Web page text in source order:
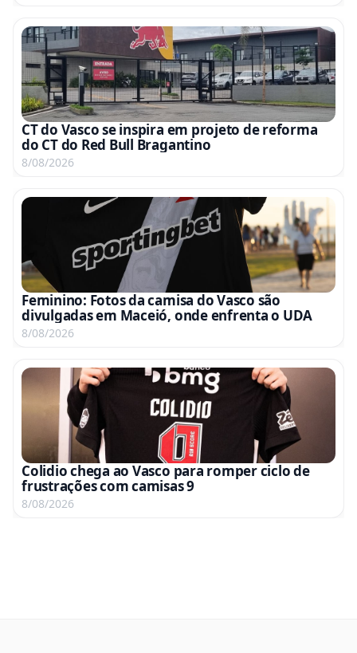
CT do Vasco se inspira em projeto de reforma
do CT do Red Bull Bragantino
8/08/2026
Feminino: Fotos da camisa do Vasco são
divulgadas em Maceió, onde enfrenta o UDA
8/08/2026
Colidio chega ao Vasco para romper ciclo de
frustrações com camisas 9
8/08/2026